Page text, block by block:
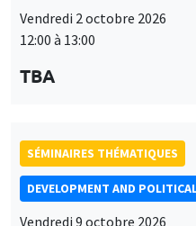
Vendredi 2 octobre 2026
12:00 à 13:00
TBA
SÉMINAIRES THÉMATIQUES
DEVELOPMENT AND
Vendredi 9 octobre 2026